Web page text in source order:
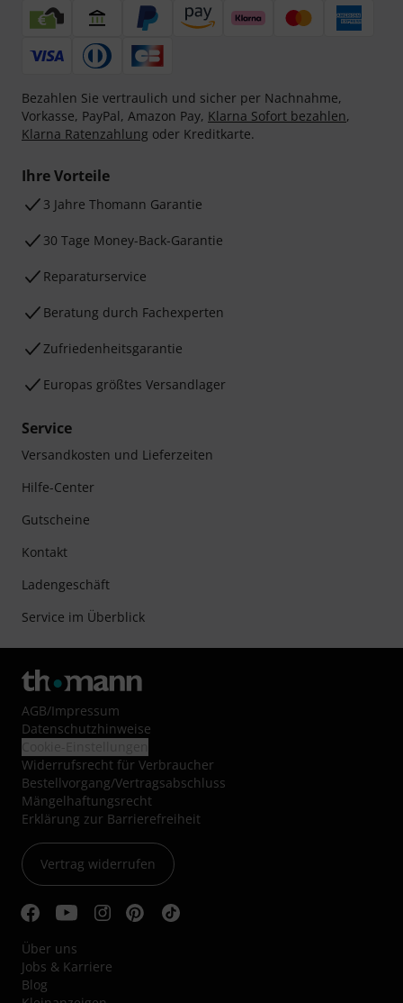
Bezahlen Sie vertraulich und sicher per Nachnahme,
Vorkasse, PayPal, Amazon Pay, Klarna Sofort bezahlen,
Klarna Ratenzahlung oder Kreditkarte.
Ihre Vorteile
3 Jahre Thomann Garantie
30 Tage Money-Back-Garantie
Reparaturservice
Beratung durch Fachexperten
Zufriedenheitsgarantie
Europas größtes Versandlager
Service
Versandkosten und Lieferzeiten
Hilfe-Center
Gutscheine
Kontakt
Ladengeschäft
Service im Überblick
AGB/Impressum
Datenschutzhinweise
Widerrufsrecht für Verbraucher
Bestellvorgang/Vertragsabschluss
Mängelhaftungsrecht
Erklärung zur Barrierefreiheit
Vertrag widerrufen
Über uns
Jobs & Karriere
Blog